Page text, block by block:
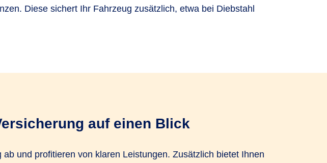
Diese sichert Ihr Fahrzeug zusätzlich, etwa bei Diebstahl
auf einen Blick
und profitieren von klaren Leistungen. Zusätzlich bietet Ihnen